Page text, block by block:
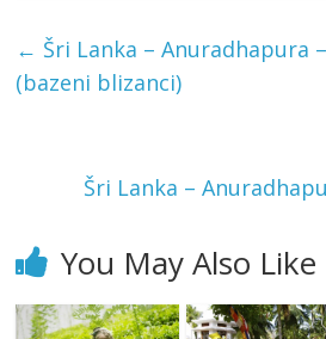
← Šri Lanka – Anuradhapura
(bazeni blizanci)
Šri Lanka –
You May Also Like